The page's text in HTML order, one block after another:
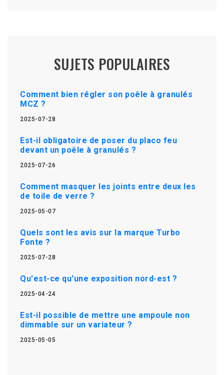
SUJETS POPULAIRES
Comment bien régler son poêle à granulés
MCZ ?
2025-07-28
Est-il obligatoire de poser du placo feu
devant un poêle à granulés ?
2025-07-26
Comment masquer les joints entre deux les
de toile de verre ?
2025-05-07
Quels sont les avis sur la marque Turbo
Fonte ?
2025-07-28
Qu'est-ce qu'une exposition nord-est ?
2025-04-24
Est-il possible de mettre une ampoule non
dimmable sur un variateur ?
2025-05-05